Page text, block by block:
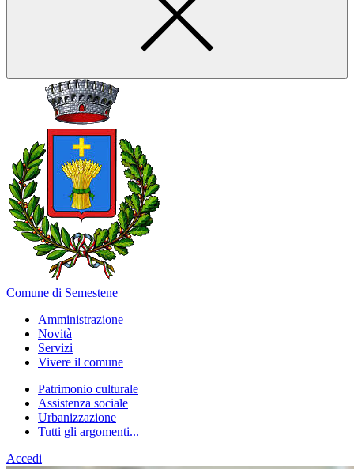
Comune di Semestene
Amministrazione
Novità
Servizi
Vivere il comune
Patrimonio culturale
Assistenza sociale
Urbanizzazione
Tutti gli argomenti...
Accedi